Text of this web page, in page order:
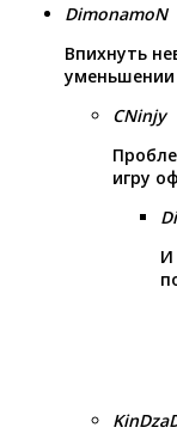
DimonamoN
Впихнуть
уменьшении
CNinjy
игру
И